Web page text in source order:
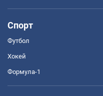
Спорт
Футбол
Хокей
Формула-1